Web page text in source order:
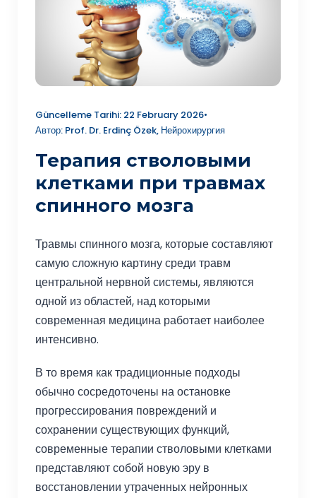
Güncelleme Tarihi: 22 February 2026•
Автор: Prof. Dr. Erdinç Özek, Нейрохирургия
Терапия стволовыми
клетками при травмах
спинного мозга
Травмы спинного мозга, которые составляют
самую сложную картину среди травм
центральной нервной системы, являются
одной из областей, над которыми
современная медицина работает наиболее
интенсивно.
В то время как традиционные подходы
обычно сосредоточены на остановке
прогрессирования повреждений и
сохранении существующих функций,
современные терапии стволовыми клетками
представляют собой новую эру в
восстановлении утраченных нейронных